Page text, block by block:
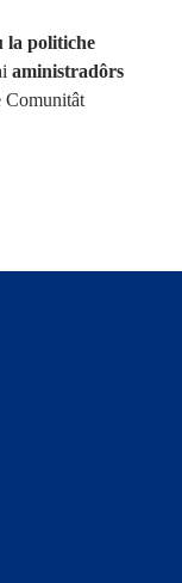
la politiche
aministradôrs
Comunitât